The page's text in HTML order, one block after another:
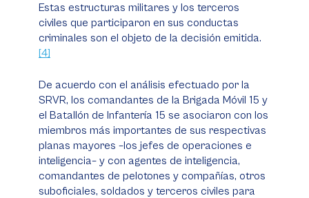
Estas estructuras militares y los terceros
civiles que participaron en sus conductas
criminales son el objeto de la decisión emitida.
[4]
De acuerdo con el análisis efectuado por la
SRVR, los comandantes de la Brigada Móvil 15 y
el Batallón de Infantería 15 se asociaron con los
miembros más importantes de sus respectivas
planas mayores –los jefes de operaciones e
inteligencia– y con agentes de inteligencia,
comandantes de pelotones y compañías, otros
suboficiales, soldados y terceros civiles para